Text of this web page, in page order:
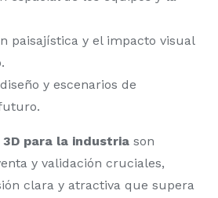
paisajística y el impacto visual
y escenarios de
para la industria son
y validación cruciales,
clara y atractiva que supera